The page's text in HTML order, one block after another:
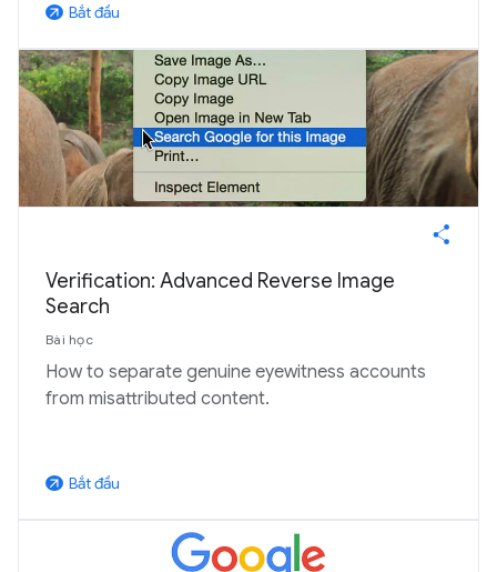
arrow_outward Bắt đầu
Verification: Advanced Reverse Image
Search
Bài học
How to separate genuine eyewitness accounts
from misattributed content.
arrow_outward Bắt đầu